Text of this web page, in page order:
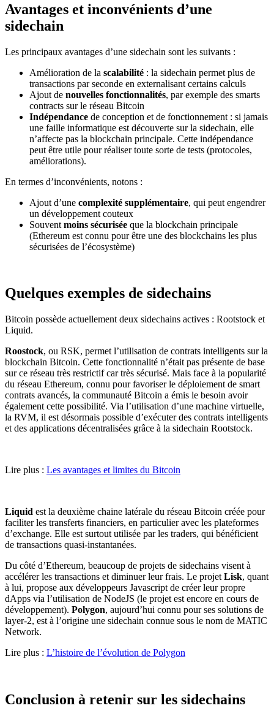
Avantages et inconvénients d’une
sidechain
Les principaux avantages d’une sidechain sont les suivants :
Amélioration de la scalabilité : la sidechain permet plus de
transactions par seconde en externalisant certains calculs
Ajout de nouvelles fonctionnalités, par exemple des smarts
contracts sur le réseau Bitcoin
Indépendance de conception et de fonctionnement : si jamais
une faille informatique est découverte sur la sidechain, elle
n’affecte pas la blockchain principale. Cette indépendance
peut être utile pour réaliser toute sorte de tests (protocoles,
améliorations).
En termes d’inconvénients, notons :
Ajout d’une complexité supplémentaire, qui peut engendrer
un développement couteux
Souvent moins sécurisée que la blockchain principale
(Ethereum est connu pour être une des blockchains les plus
sécurisées de l’écosystème)
Quelques exemples de sidechains
Bitcoin possède actuellement deux sidechains actives : Rootstock et
Liquid.
Roostock, ou RSK, permet l’utilisation de contrats intelligents sur la
blockchain Bitcoin. Cette fonctionnalité n’était pas présente de base
sur ce réseau très restrictif car très sécurisé. Mais face à la popularité
du réseau Ethereum, connu pour favoriser le déploiement de smart
contrats avancés, la communauté Bitcoin a émis le besoin avoir
également cette possibilité. Via l’utilisation d’une machine virtuelle,
la RVM, il est désormais possible d’exécuter des contrats intelligents
et des applications décentralisées grâce à la sidechain Rootstock.
Lire plus : Les avantages et limites du Bitcoin
Liquid est la deuxième chaine latérale du réseau Bitcoin créée pour
faciliter les transferts financiers, en particulier avec les plateformes
d’exchange. Elle est surtout utilisée par les traders, qui bénéficient
de transactions quasi-instantanées.
Du côté d’Ethereum, beaucoup de projets de sidechains visent à
accélérer les transactions et diminuer leur frais. Le projet Lisk, quant
à lui, propose aux développeurs Javascript de créer leur propre
dApps via l’utilisation de NodeJS (le projet est encore en cours de
développement). Polygon, aujourd’hui connu pour ses solutions de
layer-2, est à l’origine une sidechain connue sous le nom de MATIC
Network.
Lire plus : L’histoire de l’évolution de Polygon
Conclusion à retenir sur les sidechains